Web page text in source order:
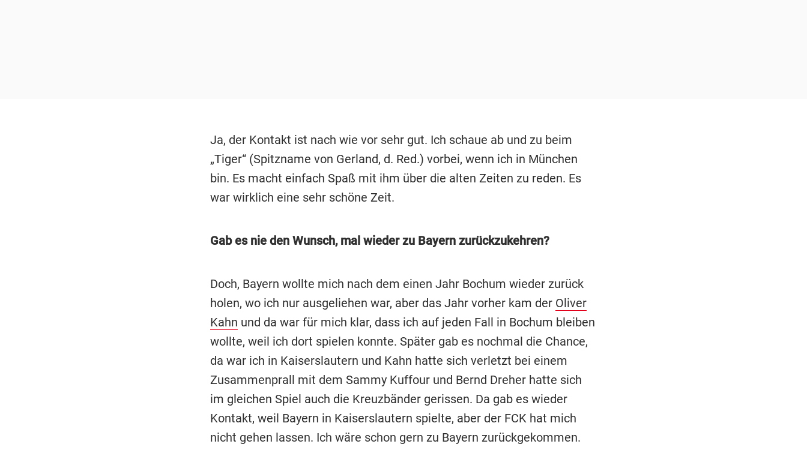
Ja, der Kontakt ist nach wie vor sehr gut. Ich schaue ab und zu beim
„Tiger“ (Spitzname von Gerland, d. Red.) vorbei, wenn ich in München
bin. Es macht einfach Spaß mit ihm über die alten Zeiten zu reden. Es
war wirklich eine sehr schöne Zeit.
Gab es nie den Wunsch, mal wieder zu Bayern zurückzukehren?
Doch, Bayern wollte mich nach dem einen Jahr Bochum wieder zurück
holen, wo ich nur ausgeliehen war, aber das Jahr vorher kam der Oliver
Kahn und da war für mich klar, dass ich auf jeden Fall in Bochum bleiben
wollte, weil ich dort spielen konnte. Später gab es nochmal die Chance,
da war ich in Kaiserslautern und Kahn hatte sich verletzt bei einem
Zusammenprall mit dem Sammy Kuffour und Bernd Dreher hatte sich
im gleichen Spiel auch die Kreuzbänder gerissen. Da gab es wieder
Kontakt, weil Bayern in Kaiserslautern spielte, aber der FCK hat mich
nicht gehen lassen. Ich wäre schon gern zu Bayern zurückgekommen.